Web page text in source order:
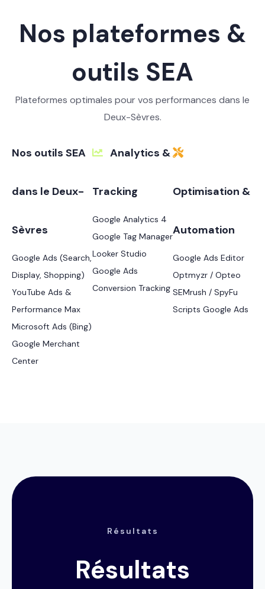
Nos plateformes &
outils SEA
Plateformes optimales pour vos performances dans le
Deux-Sèvres.
Nos outils SEA
dans le Deux-
Sèvres
Google Ads (Search,
Display, Shopping)
YouTube Ads &
Performance Max
Microsoft Ads (Bing)
Google Merchant
Center
Analytics &
Tracking
Google Analytics 4
Google Tag Manager
Looker Studio
Google Ads
Conversion Tracking
Optimisation &
Automation
Google Ads Editor
Optmyzr / Opteo
SEMrush / SpyFu
Scripts Google Ads
Résultats
Résultats